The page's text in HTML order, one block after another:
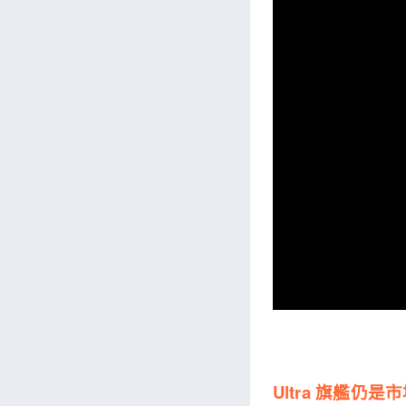
Ultra 旗艦仍是